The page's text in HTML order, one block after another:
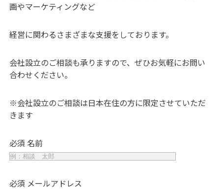
画やマーケティングなど
経営に関わるさまざまな支援をしております。
会社設立のご相談も承りますので、ぜひお気軽にお問い
合わせください。
※会社設立のご相談は日本在住の方に限定させていただ
きます
必須 名前
必須 メールアドレス